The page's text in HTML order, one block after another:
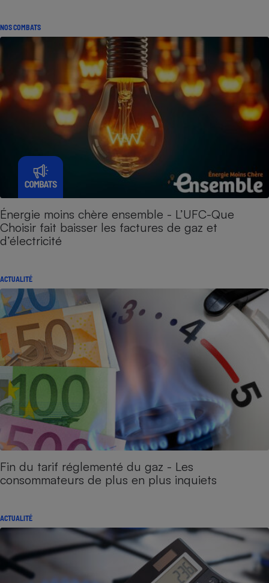
NOS COMBATS
Énergie moins chère ensemble - L’UFC-Que
Choisir fait baisser les factures de gaz et
d’électricité
ACTUALITÉ
Fin du tarif réglementé du gaz - Les
consommateurs de plus en plus inquiets
ACTUALITÉ